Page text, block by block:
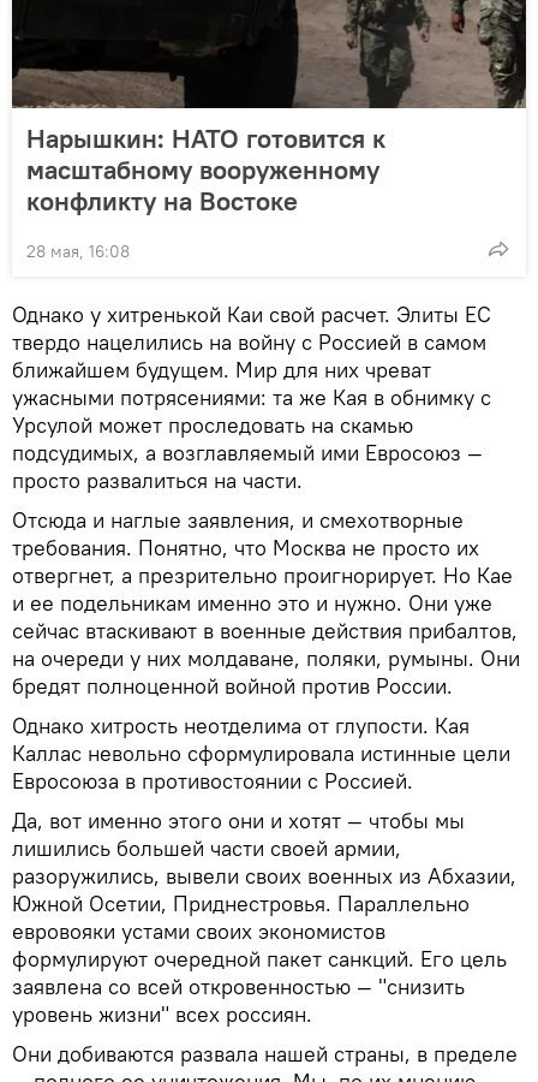
Нарышкин: НАТО готовится к
масштабному вооруженному
конфликту на Востоке
28 мая, 16:08
Однако у хитренькой Каи свой расчет. Элиты ЕС
твердо нацелились на войну с Россией в самом
ближайшем будущем. Мир для них чреват
ужасными потрясениями: та же Кая в обнимку с
Урсулой может проследовать на скамью
подсудимых, а возглавляемый ими Евросоюз —
просто развалиться на части.
Отсюда и наглые заявления, и смехотворные
требования. Понятно, что Москва не просто их
отвергнет, а презрительно проигнорирует. Но Кае
и ее подельникам именно это и нужно. Они уже
сейчас втаскивают в военные действия прибалтов,
на очереди у них молдаване, поляки, румыны. Они
бредят полноценной войной против России.
Однако хитрость неотделима от глупости. Кая
Каллас невольно сформулировала истинные цели
Евросоюза в противостоянии с Россией.
Да, вот именно этого они и хотят — чтобы мы
лишились большей части своей армии,
разоружились, вывели своих военных из Абхазии,
Южной Осетии, Приднестровья. Параллельно
евровояки устами своих экономистов
формулируют очередной пакет санкций. Его цель
заявлена со всей откровенностью — "снизить
уровень жизни" всех россиян.
Они добиваются развала нашей страны, в пределе